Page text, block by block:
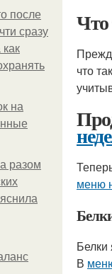
после
сразу
на
разом
что
меню
Белки
В